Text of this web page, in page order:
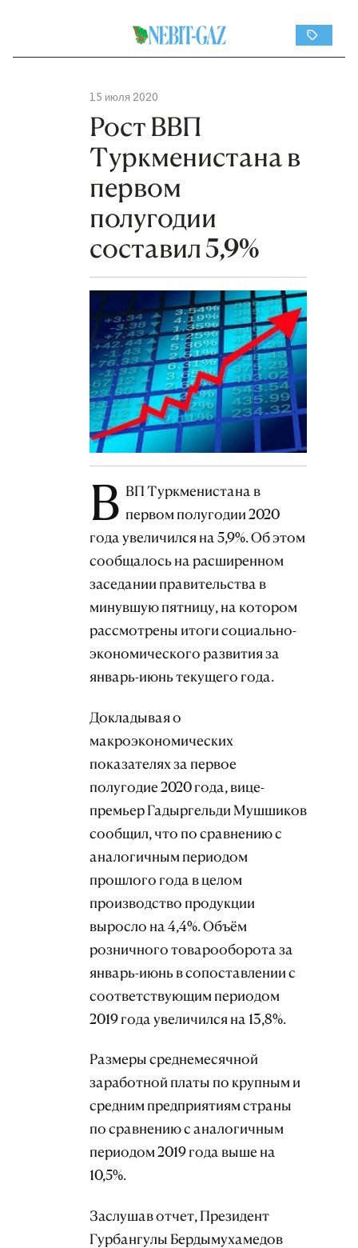
15 июля 2020
Рост ВВП
Туркменистана в
первом
полугодии
составил 5,9%
В ВП Туркменистана в
первом полугодии 2020
года увеличился на 5,9%. Об этом
сообщалось на расширенном
заседании правительства в
минувшую пятницу, на котором
рассмотрены итоги социально-
экономического развития за
январь-июнь текущего года.
Докладывая о
макроэкономических
показателях за первое
полугодие 2020 года, вице-
премьер Гадыргельди Мушшиков
сообщил, что по сравнению с
аналогичным периодом
прошлого года в целом
производство продукции
выросло на 4,4%. Объём
розничного товарооборота за
январь-июнь в сопоставлении с
соответствующим периодом
2019 года увеличился на 13,8%.
Размеры среднемесячной
заработной платы по крупным и
средним предприятиям страны
по сравнению с аналогичным
периодом 2019 года выше на
10,5%.
Заслушав отчет, Президент
Гурбангулы Бердымухамедов